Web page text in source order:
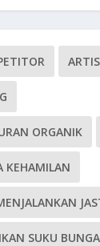
ORGANIK
KEHAMILAN
SUKU BUNGA